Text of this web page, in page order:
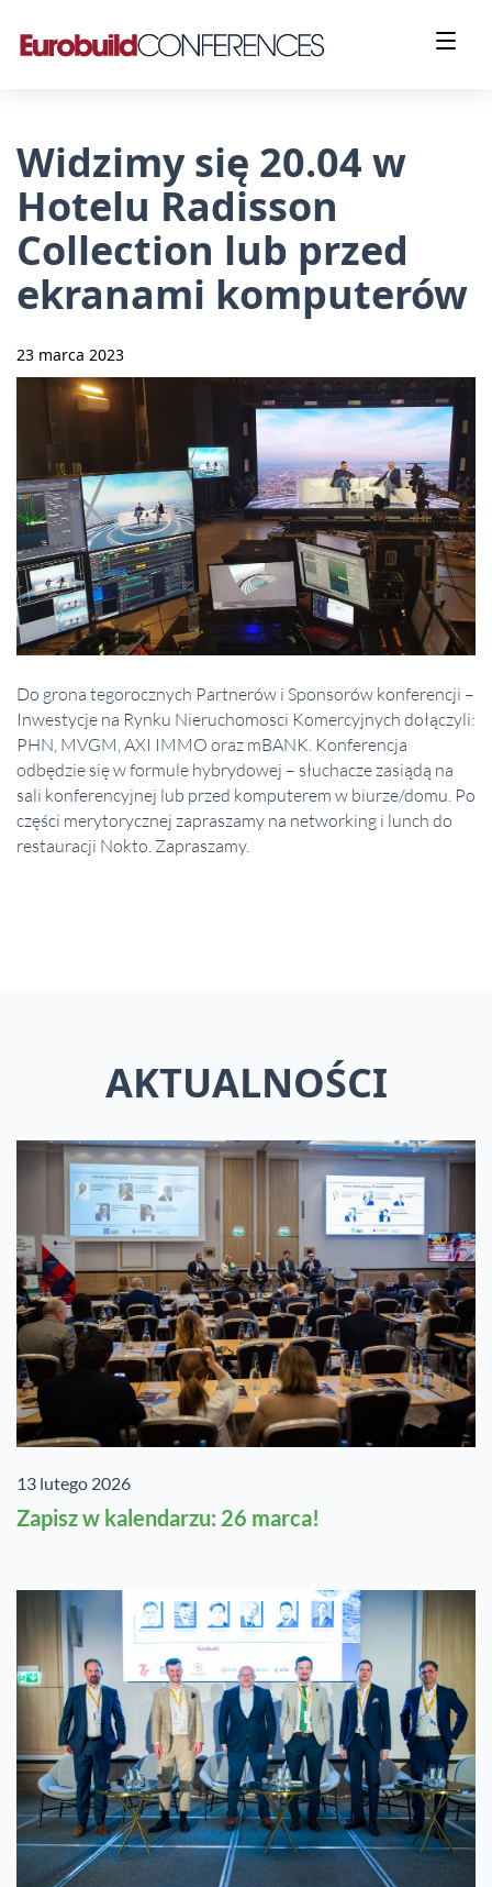
Widzimy się 20.04 w
Hotelu Radisson
Collection lub przed
ekranami komputerów
23 marca 2023
Do grona tegorocznych Partnerów i Sponsorów konferencji –
Inwestycje na Rynku Nieruchomosci Komercyjnych dołączyli:
PHN, MVGM, AXI IMMO oraz mBANK. Konferencja
odbędzie się w formule hybrydowej – słuchacze zasiądą na
sali konferencyjnej lub przed komputerem w biurze/domu. Po
części merytorycznej zapraszamy na networking i lunch do
restauracji Nokto. Zapraszamy.
AKTUALNOŚCI
13 lutego 2026
Zapisz w kalendarzu: 26 marca!